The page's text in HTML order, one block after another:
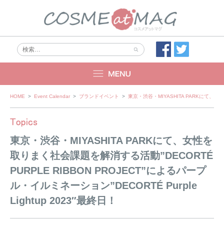
Skip
HOME > Event Calendar > ブランドイベント > 東京・渋谷・MIYASHITA PARKにて、女
東京・渋谷・MIYASHITA PARKにて、女性を
取りまく社会課題を解消する活動”DECORTÉ
PURPLE RIBBON PROJECT”によるパープ
ル・イルミネーション”DECORTÉ Purple
Lightup 2023″最終日！